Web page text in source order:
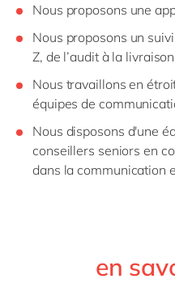
Nous proposons une
Nous proposons un
Z, de l’audit à la
Nous travaillons en
équipes de
Nous disposons d'une
conseillers seniors en
dans la communication
en